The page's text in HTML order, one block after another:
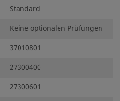
Standard
Keine optionalen Prüfungen
37010801
27300400
27300601